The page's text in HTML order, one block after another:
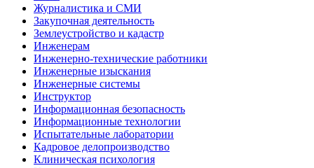
Журналистика и СМИ
Закупочная деятельность
Землеустройство и кадастр
Инженерам
Инженерно-технические работники
Инженерные изыскания
Инженерные системы
Инструктор
Информационная безопасность
Информационные технологии
Испытательные лаборатории
Кадровое делопроизводство
Клиническая психология